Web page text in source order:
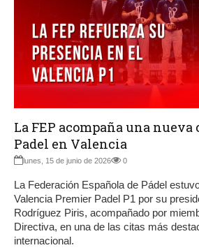
La FEP acompaña una
Padel en Valencia
lunes, 15 de junio de 2026 0
La Federación Española de Pádel
Valencia Premier Padel P1 por su
Rodríguez Piris, acompañado por
Directiva, en una de las citas más
internacional.